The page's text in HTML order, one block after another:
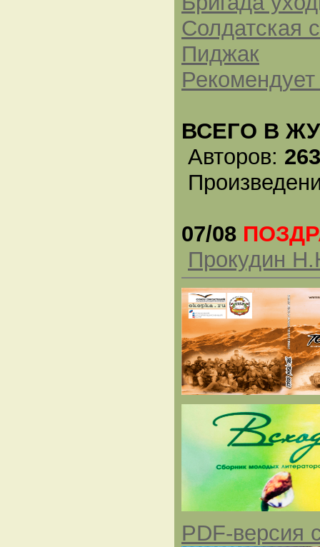
Солдатская
Пиджак
ВСЕГО В
Авторов: 263
07/08
Прокудин
PDF-версия